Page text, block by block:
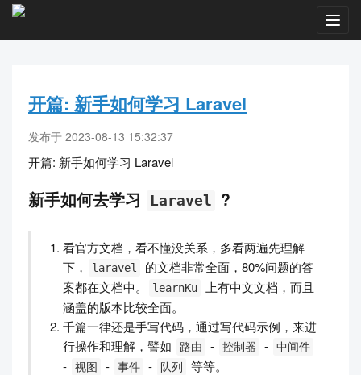
开篇: 新手如何学习 Laravel
发布于 2023-08-13 15:32:37
开篇: 新手如何学习 Laravel
新手如何去学习 Laravel ?
看官方文档，看不懂没关系，多看两遍先理解
下，
laravel
的文档非常全面，80%问题的答
案都在文档中。
learnKu
上有中文文档，而且
涵盖的版本比较全面。
千篇一律还是手写代码，通过写代码示例，来进
行操作和理解，譬如
路由 - 控制器 - 中间件
- 视图 - 事件 - 队列
等等。